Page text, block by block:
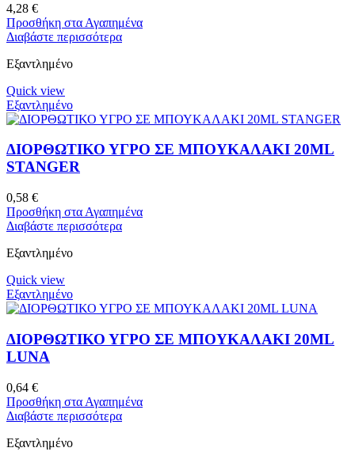
4,28 €
Προσθήκη στα Αγαπημένα
Διαβάστε περισσότερα
Εξαντλημένο
Quick view
Εξαντλημένο
ΔΙΟΡΘΩΤΙΚΟ ΥΓΡΟ ΣΕ ΜΠΟΥΚΑΛΑΚΙ 20ML
STANGER
0,58 €
Προσθήκη στα Αγαπημένα
Διαβάστε περισσότερα
Εξαντλημένο
Quick view
Εξαντλημένο
ΔΙΟΡΘΩΤΙΚΟ ΥΓΡΟ ΣΕ ΜΠΟΥΚΑΛΑΚΙ 20ML
LUNA
0,64 €
Προσθήκη στα Αγαπημένα
Διαβάστε περισσότερα
Εξαντλημένο